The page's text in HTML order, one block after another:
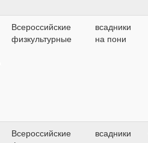
Всероссийские
физкультурные
всадники
на пони
Всероссийские
всадники